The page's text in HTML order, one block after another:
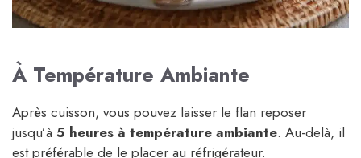
À Température Ambiante
Après cuisson, vous pouvez laisser le flan reposer
jusqu’à 5 heures à température ambiante. Au-delà, il
est préférable de le placer au réfrigérateur.